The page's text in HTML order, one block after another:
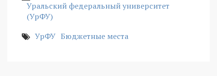
Уральский федеральный университет
(УрФУ)
УрФУ Бюджетные места